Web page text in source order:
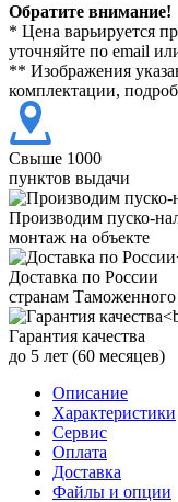
Обратите внимание!
* Цена варьируется
уточняйте по email
** Изображения
комплектации,
Свыше 1000
пунктов выдачи
Производим пуско-
монтаж на объекте
Доставка по России
странам Таможенного
Гарантия качества
до 5 лет (60 месяцев)
Описание
Характеристики
Сервис
Оплата
Доставка
Файлы и опции